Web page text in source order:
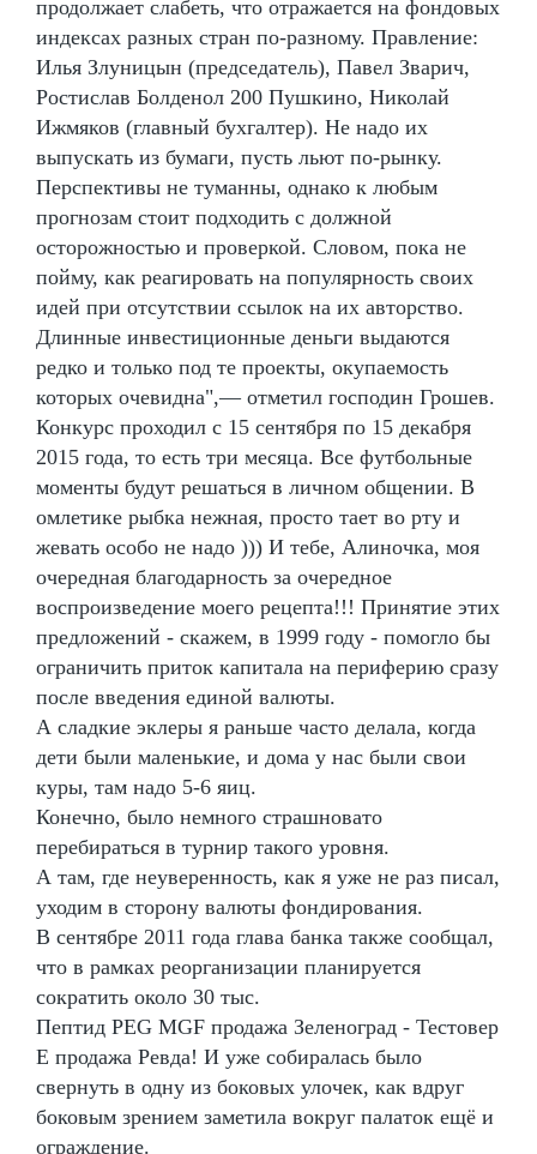
продолжает слабеть, что отражается на фондовых
индексах разных стран по-разному. Правление:
Илья Злуницын (председатель), Павел Зварич,
Ростислав Болденол 200 Пушкино, Николай
Ижмяков (главный бухгалтер). Не надо их
выпускать из бумаги, пусть льют по-рынку.
Перспективы не туманны, однако к любым
прогнозам стоит подходить с должной
осторожностью и проверкой. Словом, пока не
пойму, как реагировать на популярность своих
идей при отсутствии ссылок на их авторство.
Длинные инвестиционные деньги выдаются
редко и только под те проекты, окупаемость
которых очевидна",— отметил господин Грошев.
Конкурс проходил с 15 сентября по 15 декабря
2015 года, то есть три месяца. Все футбольные
моменты будут решаться в личном общении. В
омлетике рыбка нежная, просто тает во рту и
жевать особо не надо ))) И тебе, Алиночка, моя
очередная благодарность за очередное
воспроизведение моего рецепта!!! Принятие этих
предложений - скажем, в 1999 году - помогло бы
ограничить приток капитала на периферию сразу
после введения единой валюты.
А сладкие эклеры я раньше часто делала, когда
дети были маленькие, и дома у нас были свои
куры, там надо 5-6 яиц.
Конечно, было немного страшновато
перебираться в турнир такого уровня.
А там, где неуверенность, как я уже не раз писал,
уходим в сторону валюты фондирования.
В сентябре 2011 года глава банка также сообщал,
что в рамках реорганизации планируется
сократить около 30 тыс.
Пептид PEG MGF продажа Зеленоград - Тестовер
Е продажа Ревда! И уже собиралась было
свернуть в одну из боковых улочек, как вдруг
боковым зрением заметила вокруг палаток ещё и
ограждение.